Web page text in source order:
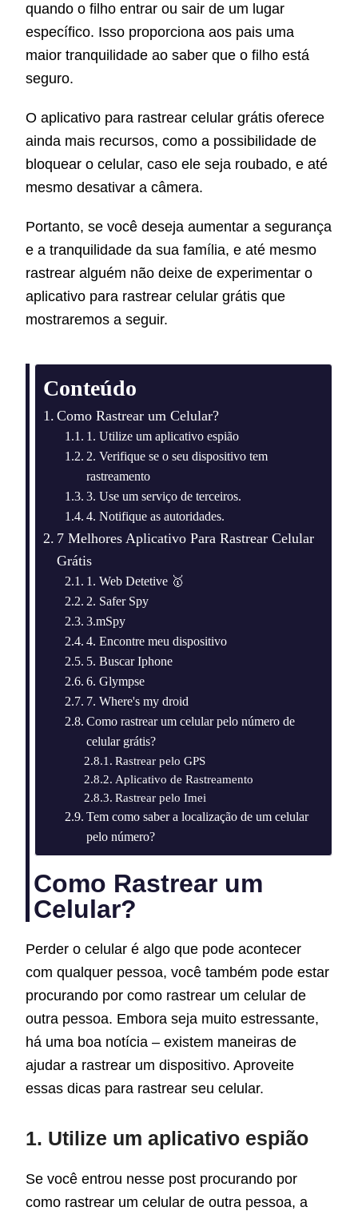
quando o filho entrar ou sair de um lugar
específico. Isso proporciona aos pais uma
maior tranquilidade ao saber que o filho está
seguro.
O aplicativo para rastrear celular grátis oferece
ainda mais recursos, como a possibilidade de
bloquear o celular, caso ele seja roubado, e até
mesmo desativar a câmera.
Portanto, se você deseja aumentar a segurança
e a tranquilidade da sua família, e até mesmo
rastrear alguém não deixe de experimentar o
aplicativo para rastrear celular grátis que
mostraremos a seguir.
Conteúdo
Como Rastrear um Celular?
1. Utilize um aplicativo espião
2. Verifique se o seu dispositivo tem
rastreamento
3. Use um serviço de terceiros.
4. Notifique as autoridades.
7 Melhores Aplicativo Para Rastrear Celular
Grátis
1. Web Detetive 🥇
2. Safer Spy
3.mSpy
4. Encontre meu dispositivo
5. Buscar Iphone
6. Glympse
7. Where's my droid
Como rastrear um celular pelo número de
celular grátis?
Rastrear pelo GPS
Aplicativo de Rastreamento
Rastrear pelo Imei
Tem como saber a localização de um celular
pelo número?
Como Rastrear um
Celular?
Perder o celular é algo que pode acontecer
com qualquer pessoa, você também pode estar
procurando por como rastrear um celular de
outra pessoa. Embora seja muito estressante,
há uma boa notícia – existem maneiras de
ajudar a rastrear um dispositivo. Aproveite
essas dicas para rastrear seu celular.
1. Utilize um aplicativo espião
Se você entrou nesse post procurando por
como rastrear um celular de outra pessoa, a